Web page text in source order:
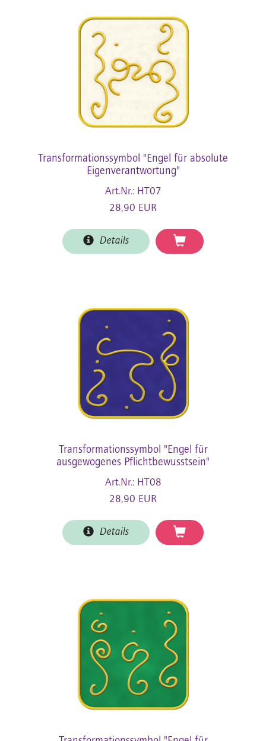
Transformationssymbol "Engel für absolute
Eigenverantwortung"
Art.Nr.: HT07
28,90 EUR
Details
Transformationssymbol "Engel für
ausgewogenes Pflichtbewusstsein"
Art.Nr.: HT08
28,90 EUR
Details